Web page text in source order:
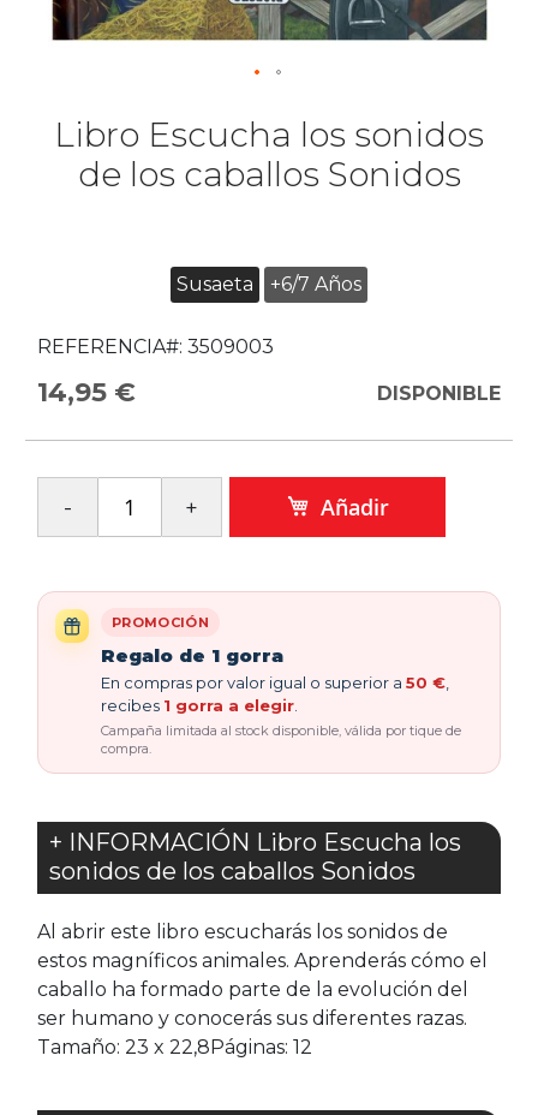
Libro Escucha los sonidos
de los caballos Sonidos
Susaeta +6/7 Años
REFERENCIA#: 3509003
14,95 € DISPONIBLE
Añadir
PROMOCIÓN
Regalo de 1 gorra
En compras por valor igual o superior a 50 €
recibes 1 gorra a elegir
Campaña limitada al stock disponible, válida por tique de
compra.
+ INFORMACIÓN Libro Escucha los
sonidos de los caballos Sonidos
Al abrir este libro escucharás los sonidos de
estos magníficos animales. Aprenderás cómo el
caballo ha formado parte de la evolución del
ser humano y conocerás sus diferentes razas.
Tamaño: 23 x 22,8Páginas: 12